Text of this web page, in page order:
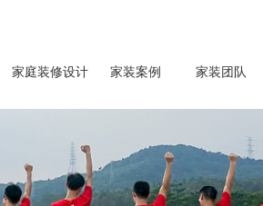
家庭装修设计 家装案例 家装团队